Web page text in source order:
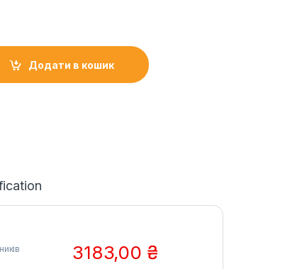
VN7-591G quantity
Додати в кошик
3183,00 ₴